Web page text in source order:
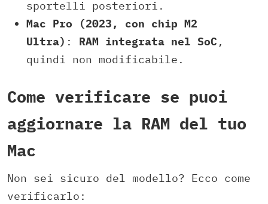
sportelli posteriori.
Mac Pro (2023, con chip M2
Ultra) : RAM integrata nel SoC ,
quindi non modificabile.
Come verificare se puoi
aggiornare la RAM del tuo
Mac
Non sei sicuro del modello? Ecco come
verificarlo: